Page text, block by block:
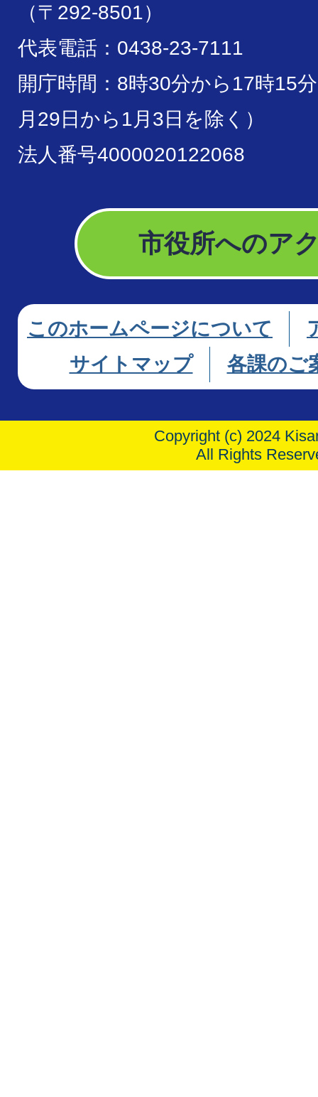
（〒292-8501）
代表電話：0438-23-7111
開庁時間：8時30分から17時15
月29日から1月3日を除く）
法人番号4000020122068
市役所へのア
このホームページについて
サイトマップ
各課のご
Copyright (c) 2024
All Rights